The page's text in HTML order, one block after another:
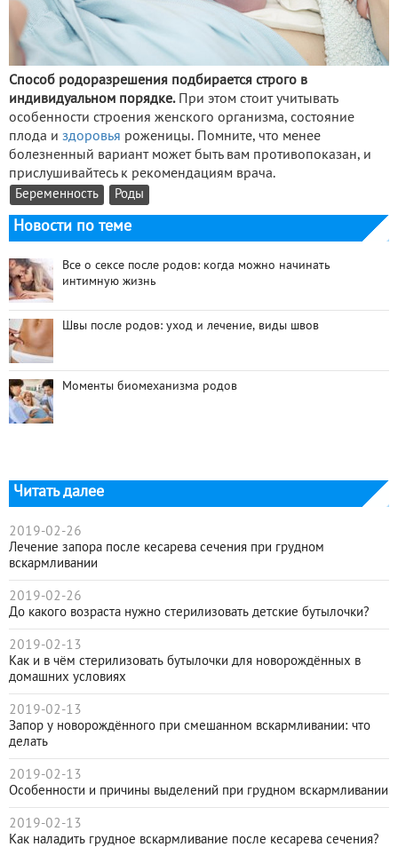
Способ родоразрешения подбирается строго в
индивидуальном порядке.
При этом стоит учитывать
особенности строения женского организма, состояние
плода и здоровья роженицы. Помните, что менее
болезненный вариант может быть вам противопоказан, и
прислушивайтесь к рекомендациям врача.
Беременность Роды
Новости по теме
Все о сексе после родов: когда можно начинать
интимную жизнь
Швы после родов: уход и лечение, виды швов
Моменты биомеханизма родов
Читать далее
2019-02-26
Лечение запора после кесарева сечения при грудном
вскармливании
2019-02-26
До какого возраста нужно стерилизовать детские бутылочки?
2019-02-13
Как и в чём стерилизовать бутылочки для новорождённых в
домашних условиях
2019-02-13
Запор у новорождённого при смешанном вскармливании: что
делать
2019-02-13
Особенности и причины выделений при грудном вскармливании
2019-02-13
Как наладить грудное вскармливание после кесарева сечения?